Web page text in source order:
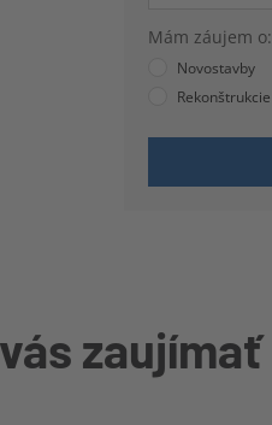
Mám záujem o:
Novostavby
Rekonštrukcie
zaujímať